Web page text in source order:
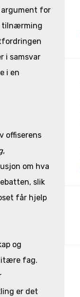
argument for
tilnærming
i samsvar
i en
offiserens
,
om hva
slik
får hjelp
og
fag.
er det